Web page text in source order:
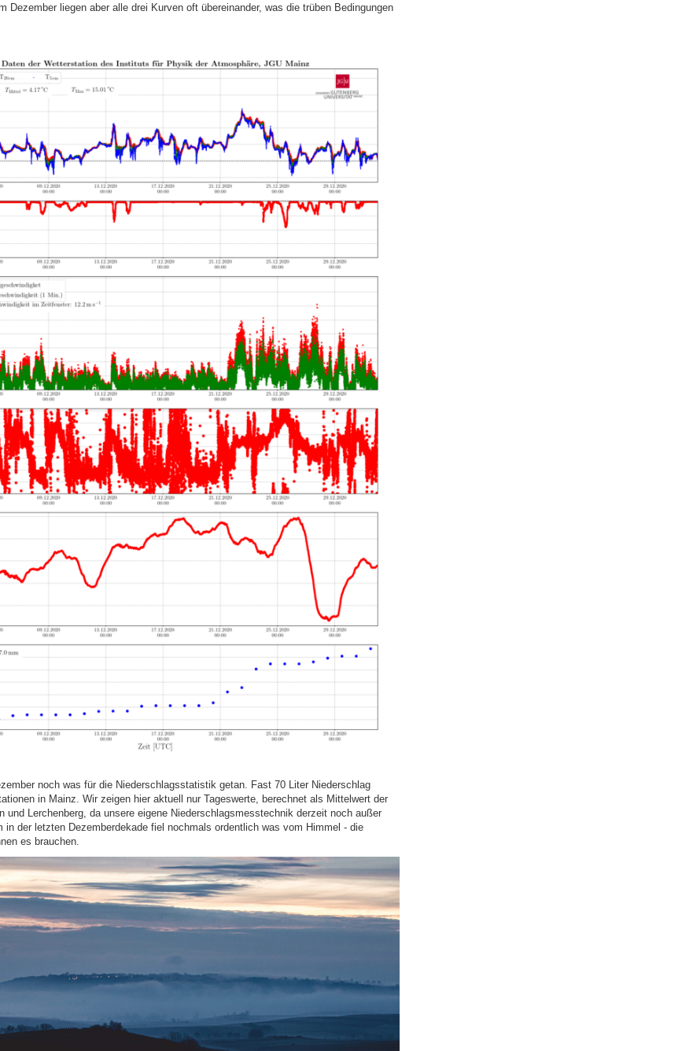
Dezember liegen aber alle drei Kurven oft übereinander, was die trüben Bedingungen
noch was für die Niederschlagsstatistik getan. Fast 70 Liter Niederschlag
in Mainz. Wir zeigen hier aktuell nur Tageswerte, berechnet als Mittelwert der
und Lerchenberg, da unsere eigene Niederschlagsmesstechnik derzeit noch außer
in der letzten Dezemberdekade fiel nochmals ordentlich was vom Himmel - die
es brauchen.